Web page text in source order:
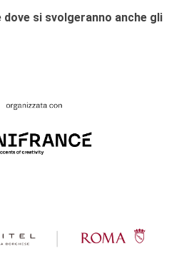
si svolgeranno anche gli